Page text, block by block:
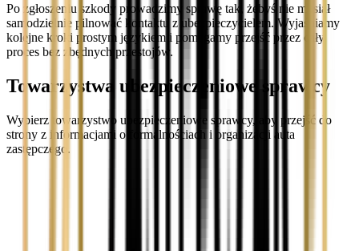
Po zgłoszeniu szkody prowadzimy sprawę tak, żebyś nie musiał
samodzielnie pilnować kontaktu z ubezpieczycielem. Wyjaśniamy
kolejne kroki prostym językiem i pomagamy przejść przez cały
proces bez zbędnych przestojów.
Towarzystwa ubezpieczeniowe sprawcy
Wybierz towarzystwo ubezpieczeniowe sprawcy, aby przejść do
strony z informacjami o formalnościach i organizacji auta
zastępczego.